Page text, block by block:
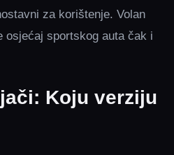
za korištenje. Volan
osjećaj sportskog auta čak i
Koju verziju